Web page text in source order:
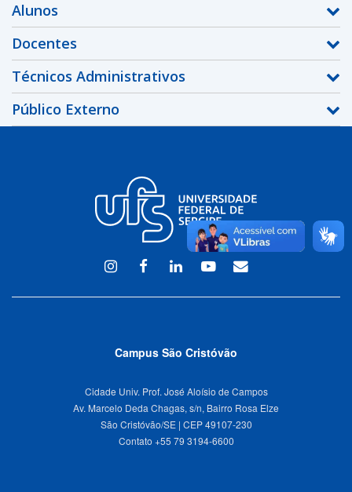
Alunos
Docentes
Técnicos Administrativos
Público Externo
InstagramFacebook
LinkedinYoutubeWEBMAIL
Campus São Cristóvão
Cidade Univ. Prof. José Aloísio de Campos
Av. Marcelo Deda Chagas, s/n, Bairro Rosa Elze
São Cristóvão/SE | CEP 49107-230